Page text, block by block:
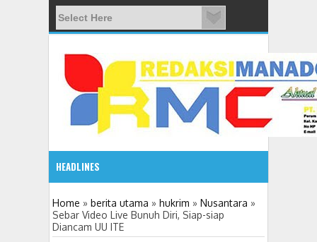
HEADLINES
08:03 AM
ADVETORIAL JONRU GANTIKAN MONO PIMPIN DPRD
Home » berita utama » hukrim » Nusantara »
Sebar Video Live Bunuh Diri, Siap-siap
Diancam UU ITE